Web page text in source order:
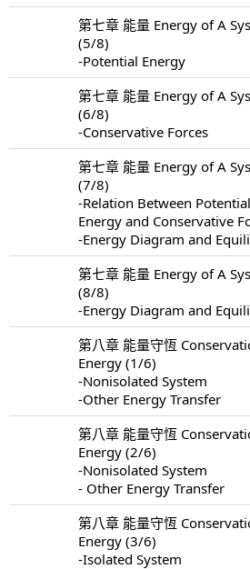
第七章 能量 Energy of A
(5/8)
-Potential Energy
第七章 能量 Energy of A
(6/8)
-Conservative Forces
第七章 能量 Energy of A
(7/8)
-Relation Between Potential
Energy and Conservative
-Energy Diagram and
第七章 能量 Energy of A
(8/8)
-Energy Diagram and
第八章 能量守恆
Energy (1/6)
-Nonisolated System
-Other Energy Transfer
第八章 能量守恆
Energy (2/6)
-Nonisolated System
- Other Energy Transfer
第八章 能量守恆
Energy (3/6)
-Isolated System